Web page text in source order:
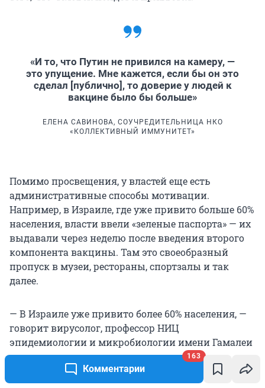
Комментарии
163
«И то, что Путин не привился на камеру, —
это упущение. Мне кажется, если бы он это
сделал [публично], то доверие у людей к
вакцине было бы больше»
ЕЛЕНА САВИНОВА, СОУЧРЕДИТЕЛЬНИЦА НКО
«КОЛЛЕКТИВНЫЙ ИММУНИТЕТ»
Помимо просвещения, у властей еще есть
административные способы мотивации.
Например, в Израиле, где уже привито больше 60%
населения, власти ввели «зеленые паспорта» — их
выдавали через неделю после введения второго
компонента вакцины. Там это своеобразный
пропуск в музеи, рестораны, спортзалы и так
далее.
— В Израиле уже привито более 60% населения, —
говорит вирусолог, профессор НИЦ
эпидемиологии и микробиологии имени Гамалеи
Анатолий Альтштейн. — Там совершенно явно
заболеваемость на уровне ста человек в день (с 29
апреля в Израиле выявляют меньше 100 случаев в